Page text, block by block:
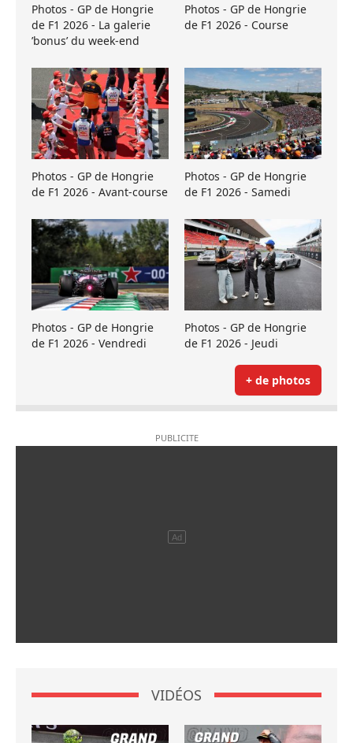
Photos - GP de Hongrie
de F1 2026 - La galerie
’bonus’ du week-end
Photos - GP de Hongrie
de F1 2026 - Course
Photos - GP de Hongrie
de F1 2026 - Avant-course
Photos - GP de Hongrie
de F1 2026 - Samedi
Photos - GP de Hongrie
de F1 2026 - Vendredi
Photos - GP de Hongrie
de F1 2026 - Jeudi
+ de photos
VIDÉOS